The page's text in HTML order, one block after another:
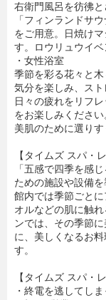
右衛門風呂を彷彿
「フィンランドサ
をご用意。日焼け
す。ロウリュウイベ
・女性浴室
季節を彩る花々と
気分を楽しみ、ス
日々の疲れをリフ
をお楽しみくださ
美肌のために選りす
【タイムズ スパ・
「五感で四季を感
ための施設や設備を
館内では季節ごと
オルなどの肌に触
ンでは、その季節
に、美しくなるお
す。
【タイムズ スパ・
・終電を逃してし